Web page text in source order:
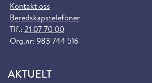
Kontakt oss
Beredskapstelefoner
Tlf.: 21 07 70 00
Org.nr: 983 744 516
AKTUELT